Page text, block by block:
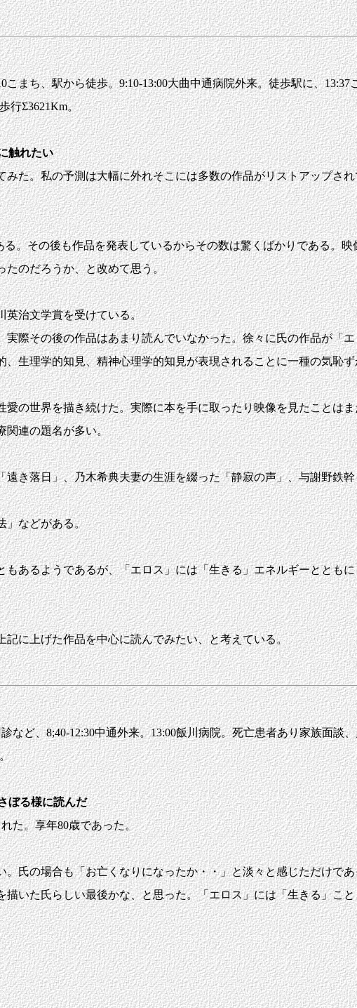
まち、駅から徒歩。9:10-13:00大曲中通病院外来。徒歩駅に、
行Σ3621Km。
触れたい
た。私の予測は大幅に外れそこには多数の作品がリストアップさ
。その後も作品を発表しているからその数は驚くばかりである。
たのだろうか、と改めて思う。
治文学賞を受けている。
際その後の作品はあまり読んでいなかった。徐々に氏の作品が「
生理学的知見、精神心理学的知見が表現されることに一種の気恥
の世界を描き続けた。実際に本を手に取ったり映像を見たことは
関連の題名が多い。
き落日」、乃木希典夫妻の生涯を綴った「静寂の声」、与謝野鉄
」などがある。
あるようであるが、「エロス」には「生きる」エネルギーととも
に上げた作品を中心に読んでみたい、と考えている。
など、8;40-12:30中通外来。13:00飯川病院。死亡患者あり家族面談
ぼる様に読んだ
た。享年80歳であった。
氏の場合も「お亡くなりになったか・・」と淡々と感じただけで
いた氏らしい最後かな、と思った。「エロス」には「生きる」こ